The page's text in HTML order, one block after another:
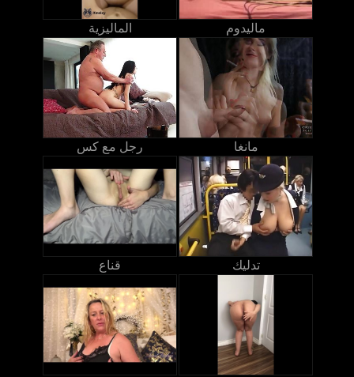
الماليزية ماليدوم
رجل مع كس مانغا
قناع تدليك